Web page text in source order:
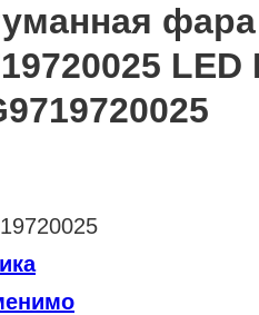
фара
LED